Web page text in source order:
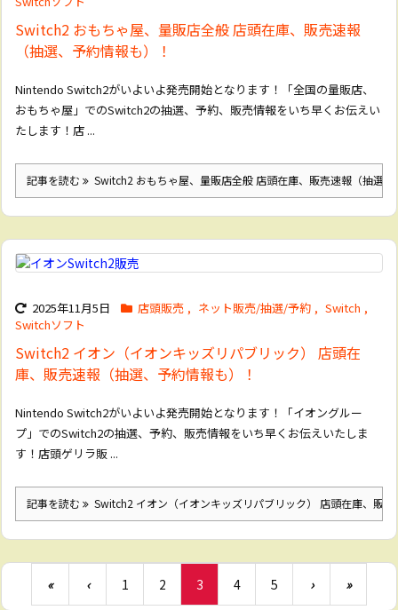
Switch2 おもちゃ屋、量販店全般 店頭在庫、販売速報
（抽選、予約情報も）！
Nintendo Switch2がいよいよ発売開始となります！「全国の量販店、
おもちゃ屋」でのSwitch2の抽選、予約、販売情報をいち早くお伝えい
たします！店 ...
記事を読む Switch2 おもちゃ屋、量販店全般 店頭在庫、販売速報（抽選
2025年11月5日 店頭販売 , ネット販売/抽選/予約 , Switch ,
Switchソフト
Switch2 イオン（イオンキッズリパブリック） 店頭在
庫、販売速報（抽選、予約情報も）！
Nintendo Switch2がいよいよ発売開始となります！「イオングルー
プ」でのSwitch2の抽選、予約、販売情報をいち早くお伝えいたしま
す！店頭ゲリラ販 ...
記事を読む Switch2 イオン（イオンキッズリパブリック） 店頭在庫、販
« ‹ 1 2 3 4 5 › »